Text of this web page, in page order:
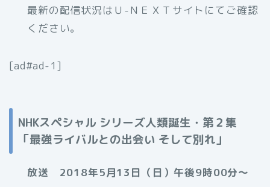
最新の配信状況はＵ-ＮＥＸＴサイトにてご確認
ください。
[ad#ad-1]
NHKスペシャル シリーズ人類誕生・第２集
「最強ライバルとの出会い そして別れ」
放送 2018年5月13日（日）午後9時00分～